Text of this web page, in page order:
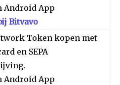
Android App
Bitvavo
Token kopen met
en SEPA
Android App